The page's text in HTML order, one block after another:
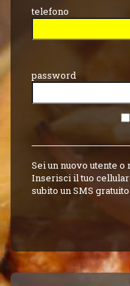
telefono
password
Sei un nuovo utente
Inserisci il tuo
subito un SMS